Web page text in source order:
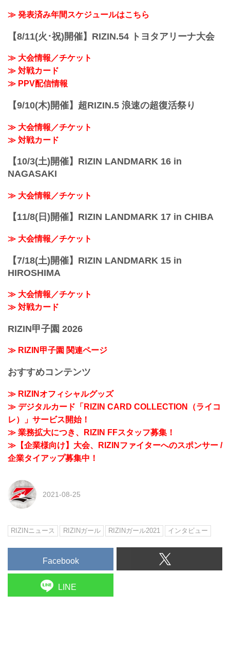
17LIVE×RIZIN RIZINガールオーディショ
今回は、「17LIVE」で実施！「17LIVE」
≫ 発表済み年間スケジュールはこちら
【8/11(火･祝)開催】RIZIN.54 トヨタアリーナ大会
≫ 大会情報／チケット
≫ 対戦カード
≫ PPV配信情報
【9/10(木)開催】超RIZIN.5 浪速の超復活祭り
≫ 大会情報／チケット
≫ 対戦カード
【10/3(土)開催】RIZIN LANDMARK 16 in
NAGASAKI
≫ 大会情報／チケット
【11/8(日)開催】RIZIN LANDMARK 17 in CHIBA
≫ 大会情報／チケット
【7/18(土)開催】RIZIN LANDMARK 15 in
HIROSHIMA
≫ 大会情報／チケット
≫ 対戦カード
RIZIN甲子園 2026
≫ RIZIN甲子園 関連ページ
おすすめコンテンツ
≫ RIZINオフィシャルグッズ
≫ デジタルカード「RIZIN CARD COLLECTION（ライコ
レ）」サービス開始！
≫ 業務拡大につき、RIZIN FFスタッフ募集！
≫【企業様向け】大会、RIZINファイターへのスポンサー /
企業タイアップ募集中！
2021-08-25
RIZINニュース RIZINガール RIZINガール2021 インタビュー
Facebook
LINE